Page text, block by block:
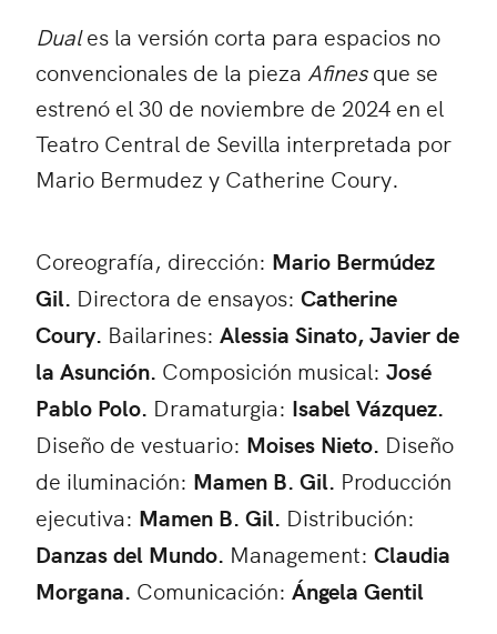
Duales la versión corta para espacios no
convencionales de la pieza Afinesque se
estrenó el 30 de noviembre de 2024 en el
Teatro Central de Sevilla interpretada por
Mario Bermudez y Catherine Coury.
Coreografía, dirección: Mario Bermúdez
Gil. Directora de ensayos: Catherine
Coury. Bailarines: Alessia Sinato, Javier de
la Asunción. Composición musical: José
Pablo Polo. Dramaturgia: Isabel Vázquez.
Diseño de vestuario: Moises Nieto. Diseño
de iluminación: Mamen B. Gil. Producción
ejecutiva: Mamen B. Gil. Distribución:
Danzas del Mundo. Management: Claudia
Morgana. Comunicación: Ángela Gentil